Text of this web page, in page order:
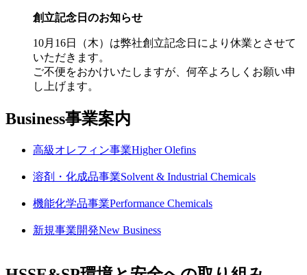
創立記念日のお知らせ
10月16日（木）は弊社創立記念日により休業とさせて
いただきます。
ご不便をおかけいたしますが、何卒よろしくお願い申
し上げます。
Business事業案内
高級オレフィン事業Higher Olefins
溶剤・化成品事業Solvent & Industrial Chemicals
機能化学品事業Performance Chemicals
新規事業開発New Business